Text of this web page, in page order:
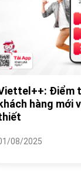
Điểm
khách hàng mới
08/2025